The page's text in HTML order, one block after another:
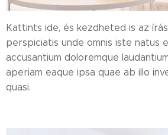
Kattints ide, és kezdheted is az
perspiciatis unde omnis iste natus
accusantium doloremque
aperiam eaque ipsa quae ab illo
quasi.